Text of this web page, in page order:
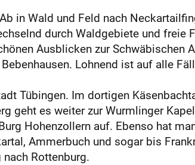
in Wald und Feld nach
durch Waldgebiete und freie
Ausblicken zur Schwäbischen
Lohnend ist auf alle
Tübingen. Im dortigen
geht es weiter zur Wurmlinger
Hohenzollern auf. Ebenso hat
Ammerbuch und sogar bis
Rottenburg.